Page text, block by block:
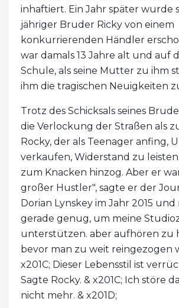
inhaftiert. Ein Jahr später wurde
jähriger Bruder Ricky von einem
konkurrierenden Händler
war damals 13 Jahre alt und auf
Schule, als seine Mutter zu ihm
ihm die tragischen Neuigkeiten
Trotz des Schicksals seines
die Verlockung der Straßen als
Rocky, der als Teenager anfing,
verkaufen, Widerstand zu
zum Knacken hinzog. Aber er
großer Hustler", sagte er der
Dorian Lynskey im Jahr 2015
gerade genug, um meine
unterstützen. aber aufhören zu
bevor man zu weit reingezogen
x201C; Dieser Lebensstil ist
Sagte Rocky. & x201C; Ich störe
nicht mehr. & x201D;